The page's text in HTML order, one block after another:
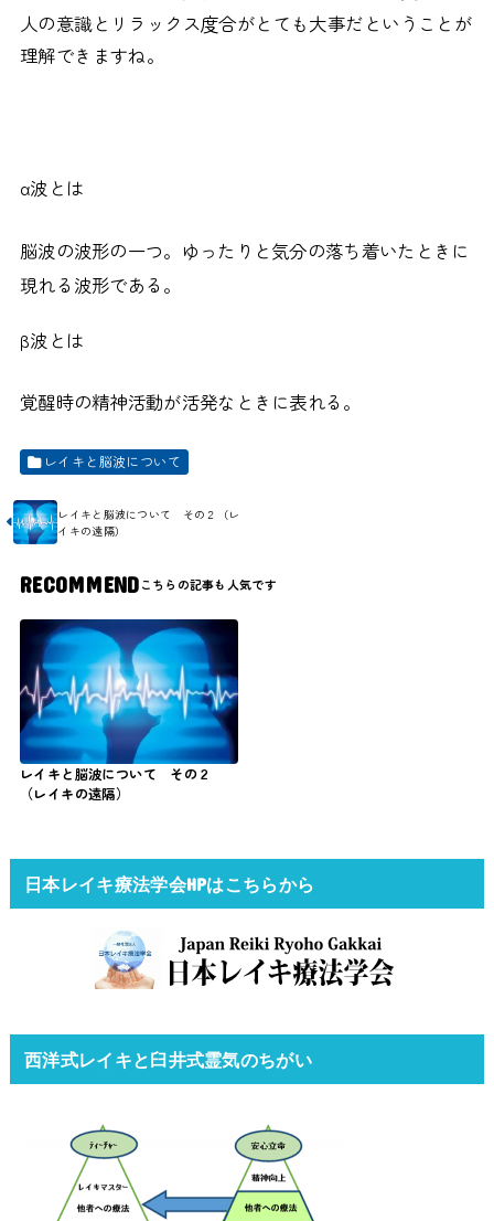
人の意識とリラックス度合がとても大事だということが
理解できますね。
α波とは
脳波の波形の一つ。ゆったりと気分の落ち着いたときに
現れる波形である。
β波とは
覚醒時の精神活動が活発なときに表れる。
レイキと脳波について
レイキと脳波について その２（レ
イキの遠隔）
RECOMMEND
レイキと脳波について その２
（レイキの遠隔）
日本レイキ療法学会HPはこちらから
西洋式レイキと臼井式霊気のちがい